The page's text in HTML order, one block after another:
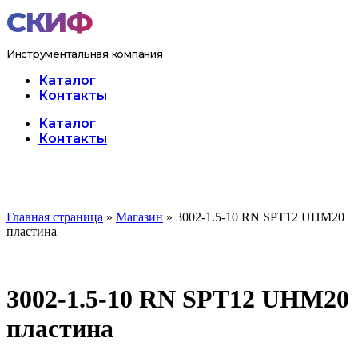
Перейти
к
Инструментальная компания
Каталог
Контакты
МенюКаталог
Контакты
Главная страница » Магазин » 3002-1.5-10 RN SPT12 UHM20
пластина
3002-1.5-10 RN SPT12 UHM20
пластина